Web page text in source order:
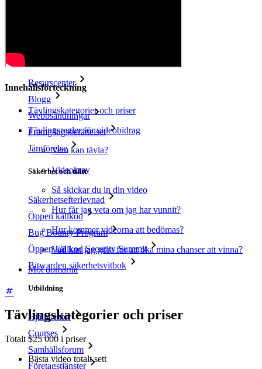
Resurscenter
Blogg
Webbsändningar
Framgångsberättelser
Jämförelse
Säkerhet och tillit
Säkerhetsefterlevnad
Öppen källkod
Bug Bounty Program
Öppen källkod Security Summit
Bitwarden säkerhetsvitbok
Utbildning
Hjälpcenter
Courses
Samhällsforum
Företagstjänster
Innehållsförteckning
Tävlingskategorier och priser
Tävlingsregler för videobidrag
Vem kan tävla?
Videokrav
Så skickar du in din video
Hur får jag veta om jag har vunnit?
Hur kommer videorna att bedömas?
Vad kan jag göra för att öka mina chanser att vinna?
Möt domarna
Tävlingskategorier och priser
Totalt $25 000 i priser
Bästa video totalt sett